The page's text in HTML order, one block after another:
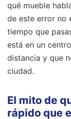
qué mueble
de este error no
tiempo que
está en un
distancia y que
ciudad.
El mito de
rápido que